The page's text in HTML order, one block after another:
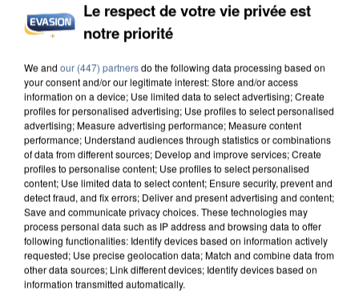
DE SOLIDARITÉ AVEC LES...
Le respect de votre vie privée est
notre priorité
We and our (447) partnersdo the following data processing based on
your consent and/or our legitimate interest: Store and/or access
information on a device; Use limited data to select advertising; Create
profiles for personalised advertising; Use profiles to select personalised
advertising; Measure advertising performance; Measure content
performance; Understand audiences through statistics or combinations
of data from different sources; Develop and improve services; Create
profiles to personalise content; Use profiles to select personalised
content; Use limited data to select content; Ensure security, prevent and
detect fraud, and fix errors; Deliver and present advertising and content;
Save and communicate privacy choices. These technologies may
process personal data such as IP address and browsing data to offer
following functionalities: Identify devices based on information actively
requested; Use precise geolocation data; Match and combine data from
other data sources; Link different devices; Identify devices based on
information transmitted automatically.